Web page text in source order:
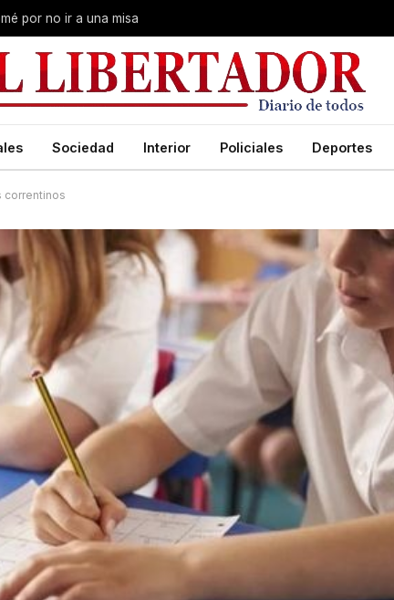
por no ir a una misa
Sociedad Interior Policiales Deportes
correntinos